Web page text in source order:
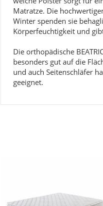
Matratze. Die
Winter spenden sie
Körperfeuchtigkeit und
Die orthopädische
besonders gut auf die
und auch Seitenschläfer
geeignet.